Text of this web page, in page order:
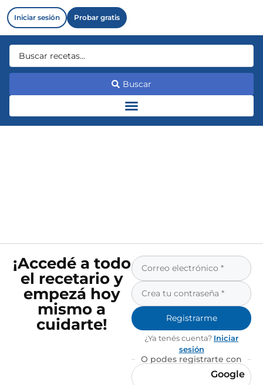
Iniciar sesión Probar gratis
Buscar
¡Accedé a todo
el recetario y
empezá hoy
mismo a
cuidarte!
Registrarme
¿Ya tenés cuenta? Iniciar
sesión
O podes registrarte con
Google